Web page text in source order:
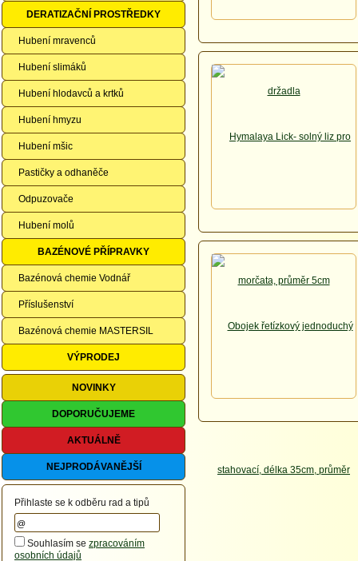
DERATIZAČNÍ PROSTŘEDKY
Hubení mravenců
Hubení slimáků
Hubení hlodavců a krtků
Hubení hmyzu
Hubení mšic
Pastičky a odhaněče
Odpuzovače
Hubení molů
BAZÉNOVÉ PŘÍPRAVKY
Bazénová chemie Vodnář
Příslušenství
Bazénová chemie MASTERSIL
VÝPRODEJ
NOVINKY
DOPORUČUJEME
AKTUÁLNĚ
NEJPRODÁVANĚJŠÍ
Přihlaste se k odběru rad a tipů
Souhlasím se zpracováním
osobních údajů